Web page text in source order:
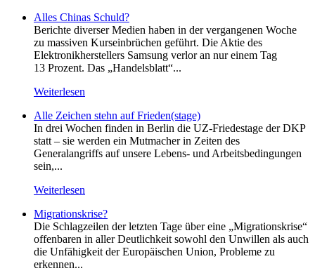
Alles Chinas Schuld?
Berichte diverser Medien haben in der vergangenen Woche
zu massiven Kurseinbrüchen geführt. Die Aktie des
Elektronikherstellers Samsung verlor an nur einem Tag
13 Prozent. Das „Handelsblatt“...
Weiterlesen
Alle Zeichen stehn auf Frieden(stage)
In drei Wochen finden in Berlin die UZ-Friedestage der DKP
statt – sie werden ein Mutmacher in Zeiten des
Generalangriffs auf unsere Lebens- und Arbeitsbedingungen
sein,...
Weiterlesen
Migrationskrise?
Die Schlagzeilen der letzten Tage über eine „Migrationskrise“
offenbaren in aller Deutlichkeit sowohl den Unwillen als auch
die Unfähigkeit der Europäischen Union, Probleme zu
erkennen...